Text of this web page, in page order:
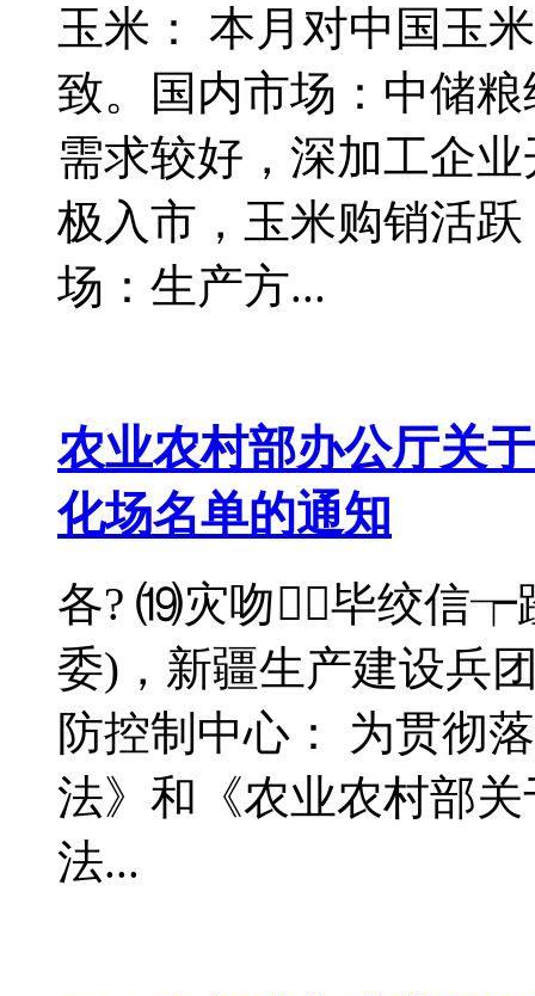
玉米： 本月对中国玉
致。国内市场：中储
需求较好，深加工企
极入市，玉米购销活
场：生产方...
农业农村部办公厅关
化场名单的通知
各? ⒆灾吻⒅毕绞信┮
委)，新疆生产建设兵
防控制中心： 为贯彻
法》和《农业农村部
法...